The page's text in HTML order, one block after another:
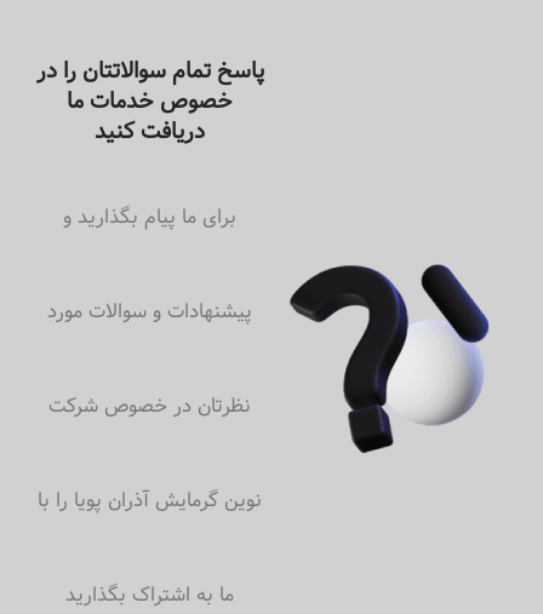
پاسخ تمام سوالاتتان را در
خصوص خدمات ما
دریافت کنید
برای ما پیام بگذارید و
پیشنهادات و سوالات مورد
نظرتان در خصوص شرکت
نوین گرمایش آذران پویا را با
ما به اشتراک بگذارید